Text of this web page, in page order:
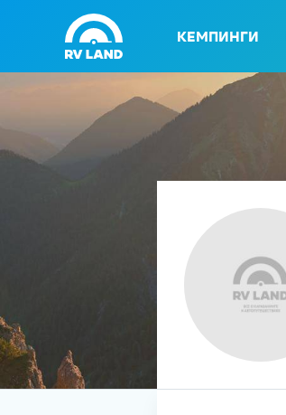
КЕМПИНГИ